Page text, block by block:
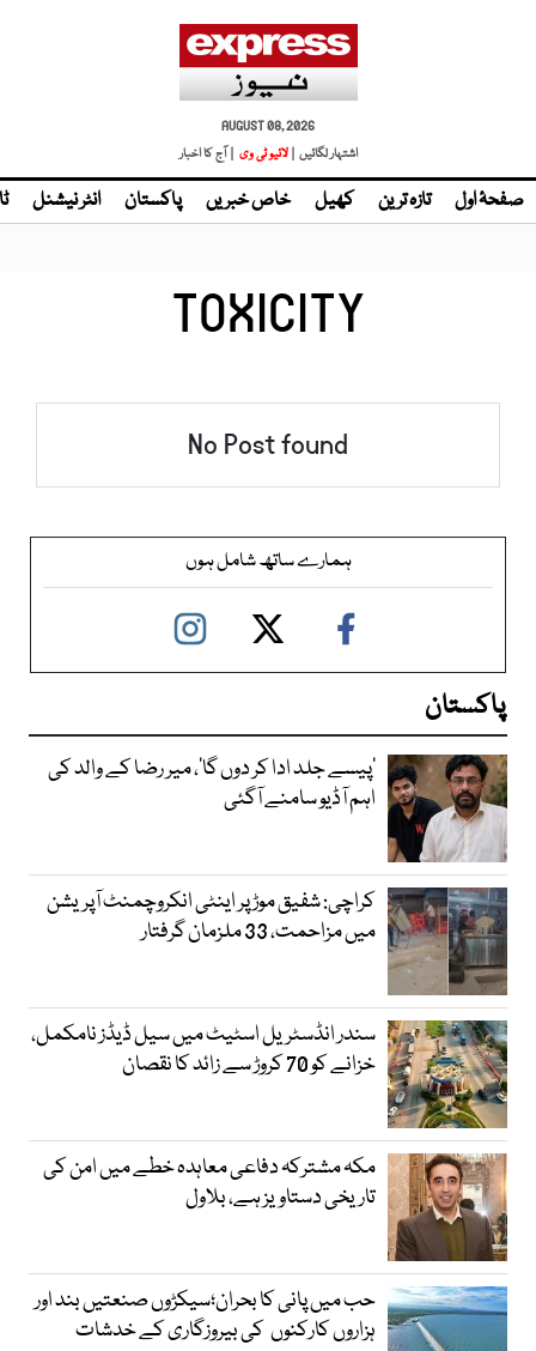
AUGUST 08, 2026
اشتہار لگائیں | لائیو ٹی وی | آج کا اخبار
صفحۂ اول تازہ ترین کھیل خاص خبریں پاکستان انٹر نیشنل
TOXICITY
No Post found
ہمارے ساتھ شامل ہوں
پاکستان
’پیسے جلد ادا کر دوں گا‘، میر رضا کے والد کی
اہم آڈیو سامنے آگئی
کراچی: شفیق موڑ پر اینٹی انکروچمنٹ آپریشن
میں مزاحمت، 33 ملزمان گرفتار
سندر انڈسٹریل اسٹیٹ میں سیل ڈیڈز نامکمل،
خزانے کو 70 کروڑ سے زائد کا نقصان
مکہ مشترکہ دفاعی معاہدہ خطے میں امن کی
تاریخی دستاویز ہے، بلاول
حب میں پانی کا بحران؛سیکڑوں صنعتیں بند اور
ہزاروں کارکنوں کی بیروزگاری کے خدشات